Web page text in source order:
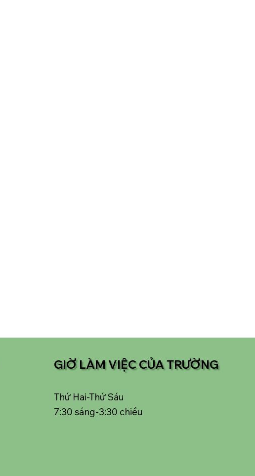
GIỜ LÀM VIỆC CỦA TRƯỜNG
Thứ Hai-Thứ Sáu
7:30 sáng-3:30 chiều